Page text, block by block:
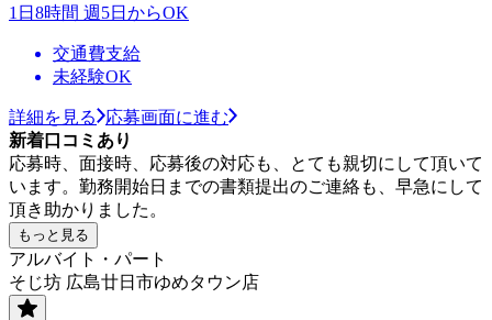
1日8時間 週5日からOK
交通費支給
未経験OK
詳細を見る
応募画面に進む
新着口コミあり
応募時、面接時、応募後の対応も、とても親切にして頂いて
います。勤務開始日までの書類提出のご連絡も、早急にして
頂き助かりました。
もっと見る
アルバイト・パート
そじ坊 広島廿日市ゆめタウン店